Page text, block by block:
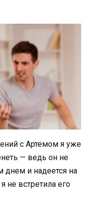
с Артемом я уже
— ведь он не
днем и надеется на
не встретила его